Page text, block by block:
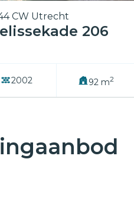
CW Utrecht
206
2002 92 m2